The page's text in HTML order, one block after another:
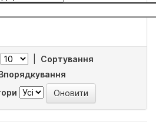
Сортування